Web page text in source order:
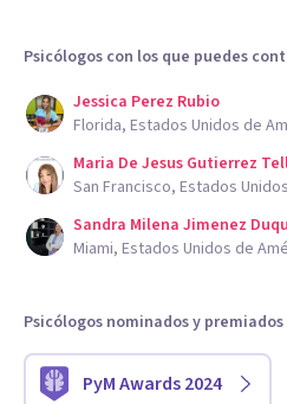
Psicólogos con los que puedes
Jessica Perez Rubio
Florida, Estados Unidos de
Maria De Jesus Gutierrez
San Francisco, Estados
Sandra Milena Jimenez
Miami, Estados Unidos de
Psicólogos nominados y premiados
PyM Awards 2024